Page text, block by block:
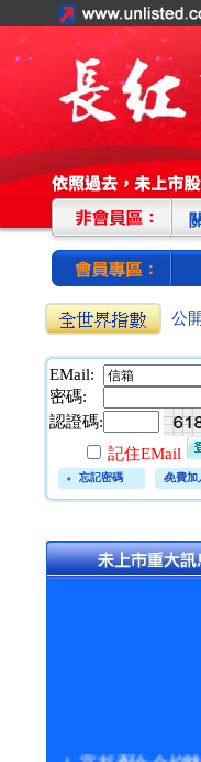
公
EMail:
密碼:
認證碼:
記住EMail
忘記密碼 免費加
富邦產險:金控